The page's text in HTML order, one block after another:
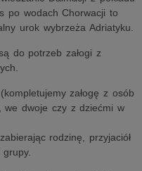
po wodach Chorwacji to
urok wybrzeża Adriatyku.
do potrzeb załogi z
załogę z osób
we dwoje czy z dziećmi w
rodzinę, przyjaciół